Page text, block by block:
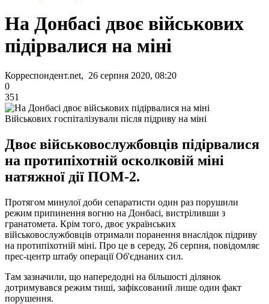
На Донбасі двоє військових
підірвалися на міні
Корреспондент.net, 26 серпня 2020, 08:20
0
351
Військових госпіталізували після підриву на міні
Двоє військовослужбовців підірвалися
на протипіхотній осколковій міні
натяжної дії ПОМ-2.
Протягом минулої доби сепаратисти один раз порушили
режим припинення вогню на Донбасі, вистріливши з
гранатомета. Крім того, двоє українських
військовослужбовців отримали поранення внаслідок підриву
на протипіхотній міні. Про це в середу, 26 серпня, повідомляє
прес-центр штабу операції Об'єднаних сил.
Там зазначили, що напередодні на більшості ділянок
дотримувався режим тиші, зафіксований лише один факт
порушення.